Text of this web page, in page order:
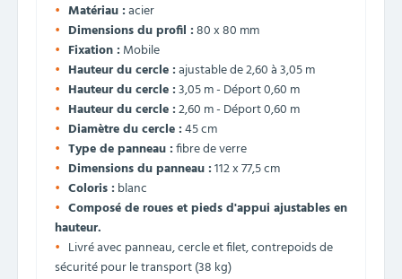
Matériau :acier
Dimensions du profil :80 x 80 mm
Fixation : Mobile
Hauteur du cercle :ajustable de 2,60 à 3,05 m
Hauteur du cercle :3,05 m - Déport 0,60 m
Hauteur du cercle :2,60 m - Déport 0,60 m
Diamètre du cercle :45 cm
Type de panneau :fibre de verre
Dimensions du panneau :112 x 77,5 cm
Coloris : blanc
Composé de roues et pieds d'appui ajustables en
hauteur.
Livré avec panneau, cercle et filet, contrepoids de
sécurité pour le transport (38 kg)